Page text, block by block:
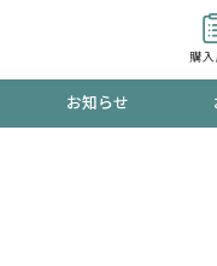
購
お知らせ